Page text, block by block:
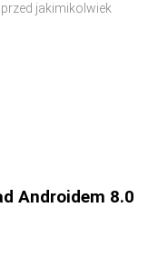
jakimikolwiek
Androidem 8.0